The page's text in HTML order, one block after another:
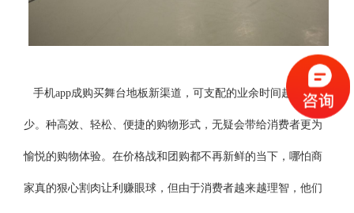
手机app成购买舞台地板新渠道，可支配的业余时间越来越
少。种高效、轻松、便捷的购物形式，无疑会带给消费者更为
愉悦的购物体验。在价格战和团购都不再新鲜的当下，哪怕商
家真的狠心割肉让利赚眼球，但由于消费者越来越理智，他们